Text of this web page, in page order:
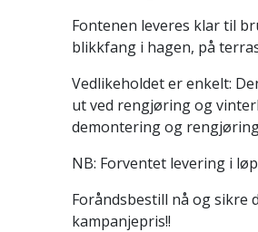
Fontenen leveres klar til
blikkfang i hagen, på
Vedlikeholdet er enkelt:
ut ved rengjøring og
demontering og
NB: Forventet levering i
Foråndsbestill nå og sikre
kampanjepris!!